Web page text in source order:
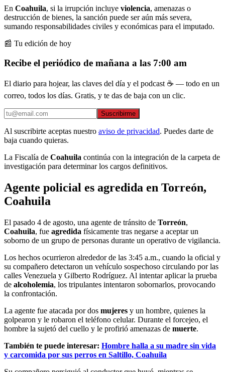
En Coahuila, si la irrupción incluye violencia, amenazas o
destrucción de bienes, la sanción puede ser aún más severa,
sumando responsabilidades civiles y económicas para el imputado.
📰 Tu edición de hoy
Recibe el periódico de mañana a las 7:00 am
El diario para hojear, las claves del día y el podcast ☕ — todo en un
correo, todos los días. Gratis, y te das de baja con un clic.
Suscribirme
Al suscribirte aceptas nuestro aviso de privacidad. Puedes darte de
baja cuando quieras.
La Fiscalía de Coahuila continúa con la integración de la carpeta de
investigación para determinar los cargos definitivos.
Agente policial es agredida en Torreón,
Coahuila
El pasado 4 de agosto, una agente de tránsito de Torreón,
Coahuila, fue agredida físicamente tras negarse a aceptar un
soborno de un grupo de personas durante un operativo de vigilancia.
Los hechos ocurrieron alrededor de las 3:45 a.m., cuando la oficial y
su compañero detectaron un vehículo sospechoso circulando por las
calles Venezuela y Gilberto Rodríguez. Al intentar aplicar la prueba
de alcoholemia, los tripulantes intentaron sobornarlos, provocando
la confrontación.
La agente fue atacada por dos mujeres y un hombre, quienes la
golpearon y le robaron el teléfono celular. Durante el forcejeo, el
hombre la sujetó del cuello y le profirió amenazas de muerte.
También te puede interesar: Hombre halla a su madre sin vida
y carcomida por sus perros en Saltillo, Coahuila